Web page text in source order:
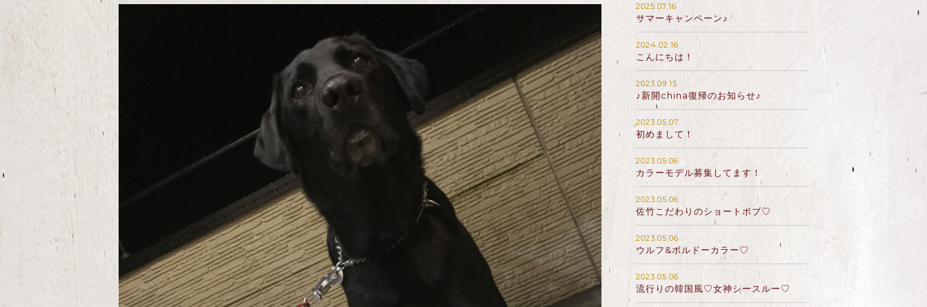
2025.07.16
サマーキャンペーン♪
2024.02.16
こんにちは！
2023.09.15
♪新開china復帰のお知らせ♪
2023.05.07
初めまして！
2023.05.06
カラーモデル募集してます！
2023.05.06
佐竹こだわりのショートボブ♡
2023.05.06
ウルフ&ボルドーカラー♡
2023.05.06
流行りの韓国風♡女神シースルー♡